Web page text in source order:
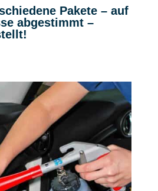
Pakete – auf
abgestimmt –